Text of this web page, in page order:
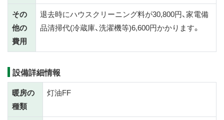
その
他の
費用
退去時にハウスクリーニング料が30,800円、家電備
品清掃代(冷蔵庫、洗濯機等)6,600円かかります。
設備詳細情報
暖房の
種類
灯油FF